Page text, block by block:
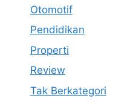
Otomotif
Pendidikan
Properti
Review
Tak Berkategori